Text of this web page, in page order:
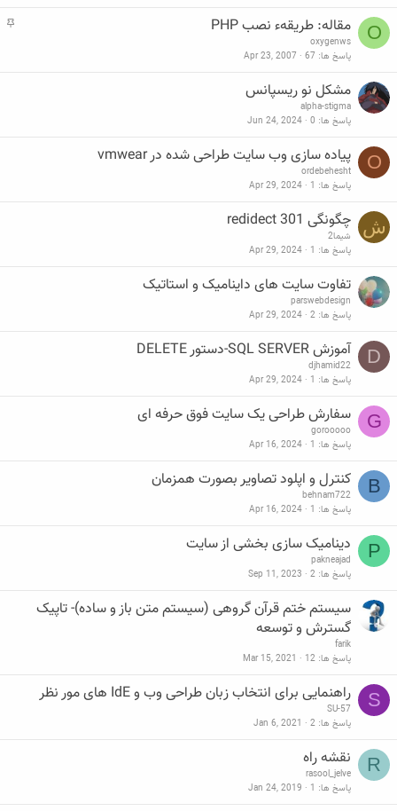
O
م
مقاله: طریقهء نصب PHP
oxygenws
پاسخ ها 67
Apr 23, 2007
مشکل نو ریسپانس
alpha-stigma
پاسخ ها 0
Jun 24, 2024
O پیاده سازی وب سایت طراحی شده در vmwear
ordebehesht
پاسخ ها 1
Apr 29, 2024
ش چگونگی redidect 301
شیما2
پاسخ ها 1
Apr 29, 2024
تفاوت سایت های داینامیک و استاتیک
parswebdesign
پاسخ ها 2
Apr 29, 2024
D آموزش SQL SERVER-دستور DELETE
djhamid22
پاسخ ها 1
Apr 29, 2024
G سفارش طراحی یک سایت فوق حرفه ای
gorooooo
پاسخ ها 1
Apr 16, 2024
B کنترل و اپلود تصاویر بصورت همزمان
behnam722
پاسخ ها 1
Apr 16, 2024
P دینامیک سازی بخشی از سایت
pakneajad
پاسخ ها 2
Sep 11, 2023
سیستم ختم قرآن گروهی (سیستم متن باز و ساده)- تاپیک
گسترش و توسعه
farik
پاسخ ها 12
Mar 15, 2021
S راهنمایی برای انتخاب زبان طراحی وب و IdE های مور نظر
SU-57
پاسخ ها 2
Jan 6, 2021
R نقشه راه
rasool_jelve
پاسخ ها 1
Jan 24, 2019